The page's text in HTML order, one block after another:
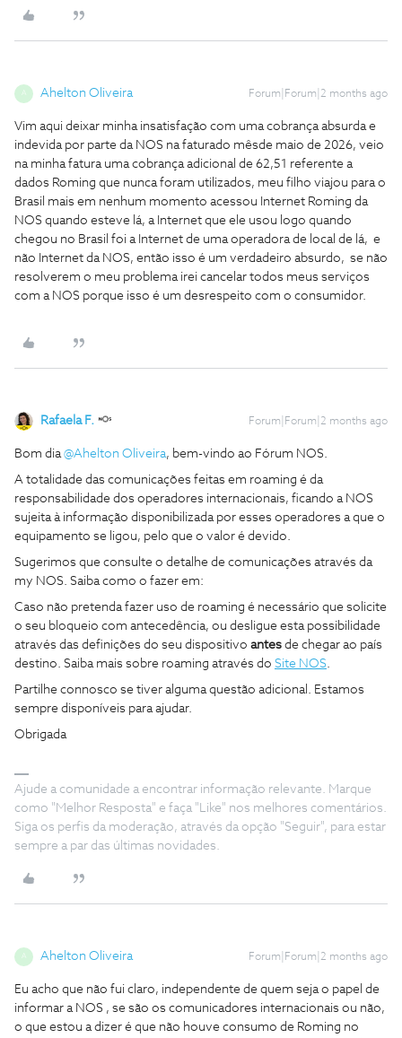
A Ahelton Oliveira Forum|Forum|2 months ago
Vim aqui deixar minha insatisfação com uma cobrança absurda e
indevida por parte da NOS na faturado mêsde maio de 2026, veio
na minha fatura uma cobrança adicional de 62,51 referente a
dados Roming que nunca foram utilizados, meu filho viajou para o
Brasil mais em nenhum momento acessou Internet Roming da
NOS quando esteve lá, a Internet que ele usou logo quando
chegou no Brasil foi a Internet de uma operadora de local de lá, e
não Internet da NOS, então isso é um verdadeiro absurdo, se não
resolverem o meu problema irei cancelar todos meus serviços
com a NOS porque isso é um desrespeito com o consumidor.
Rafaela F. Forum|Forum|2 months ago
Bom dia ​@Ahelton Oliveira​, bem-vindo ao Fórum NOS.
A totalidade das comunicações feitas em roaming é da
responsabilidade dos operadores internacionais, ficando a NOS
sujeita à informação disponibilizada por esses operadores a que o
equipamento se ligou, pelo que o valor é devido.
Sugerimos que consulte o detalhe de comunicações através da
my NOS. Saiba como o fazer em:
Caso não pretenda fazer uso de roaming é necessário que solicite
o seu bloqueio com antecedência, ou desligue esta possibilidade
através das definições do seu dispositivo antes de chegar ao país
destino. Saiba mais sobre roaming através do Site NOS.
Partilhe connosco se tiver alguma questão adicional. Estamos
sempre disponíveis para ajudar.
Obrigada
Ajude a comunidade a encontrar informação relevante. Marque
como "Melhor Resposta" e faça "Like" nos melhores comentários.
Siga os perfis da moderação, através da opção "Seguir", para estar
sempre a par das últimas novidades.
A Ahelton Oliveira Forum|Forum|2 months ago
Eu acho que não fui claro, independente de quem seja o papel de
informar a NOS , se são os comunicadores internacionais ou não,
o que estou a dizer é que não houve consumo de Roming no